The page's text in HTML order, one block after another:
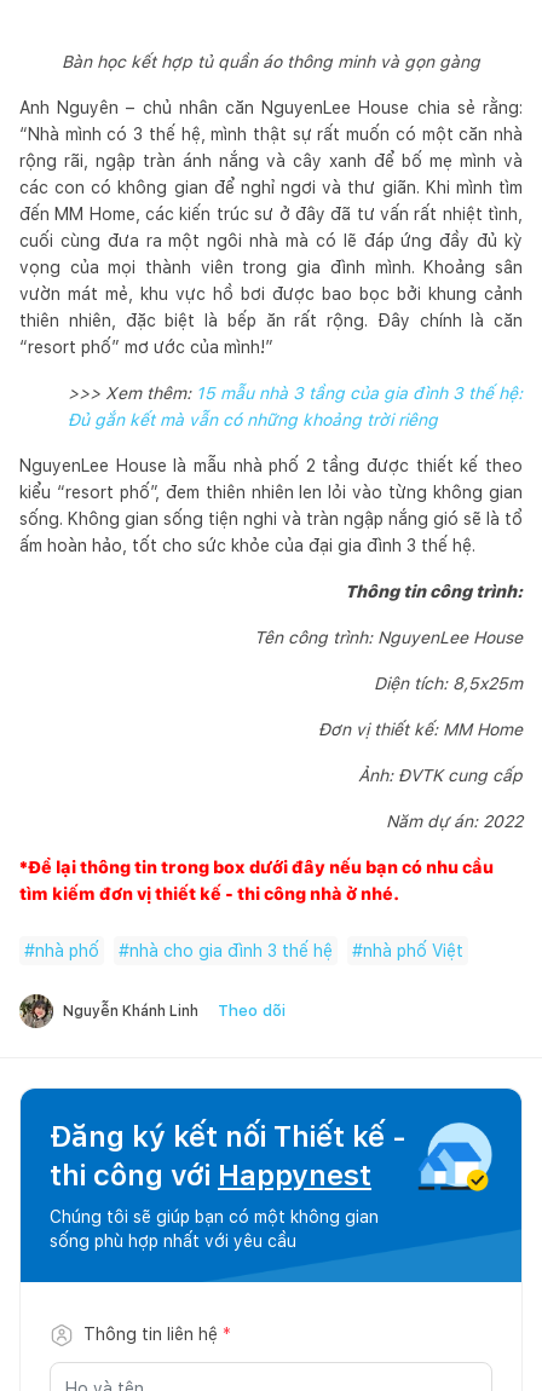
Bàn học kết hợp tủ quần áo thông minh và gọn gàng
Anh Nguyên – chủ nhân căn NguyenLee House chia sẻ rằng:
“Nhà mình có 3 thế hệ, mình thật sự rất muốn có một căn nhà
rộng rãi, ngập tràn ánh nắng và cây xanh để bố mẹ mình và
các con có không gian để nghỉ ngơi và thư giãn. Khi mình tìm
đến MM Home, các kiến trúc sư ở đây đã tư vấn rất nhiệt tình,
cuối cùng đưa ra một ngôi nhà mà có lẽ đáp ứng đầy đủ kỳ
vọng của mọi thành viên trong gia đình mình. Khoảng sân
vườn mát mẻ, khu vực hồ bơi được bao bọc bởi khung cảnh
thiên nhiên, đặc biệt là bếp ăn rất rộng. Đây chính là căn
“resort phố” mơ ước của mình!”
>>> Xem thêm: 15 mẫu nhà 3 tầng của gia đình 3 thế hệ:
Đủ gắn kết mà vẫn có những khoảng trời riêng
NguyenLee House là mẫu nhà phố 2 tầng được thiết kế theo
kiểu “resort phố”, đem thiên nhiên len lỏi vào từng không gian
sống. Không gian sống tiện nghi và tràn ngập nắng gió sẽ là tổ
ấm hoàn hảo, tốt cho sức khỏe của đại gia đình 3 thế hệ.
Thông tin công trình:
Tên công trình: NguyenLee House
Diện tích: 8,5x25m
Đơn vị thiết kế: MM Home
Ảnh: ĐVTK cung cấp
Năm dự án: 2022
*Để lại thông tin trong box dưới đây nếu bạn có nhu cầu
tìm kiếm đơn vị thiết kế - thi công nhà ở nhé.
#nhà phố #nhà cho gia đình 3 thế hệ #nhà phố Việt
Nguyễn Khánh Linh Theo dõi
Đăng ký kết nối Thiết kế -
thi công với Happynest
Chúng tôi sẽ giúp bạn có một không gian
sống phù hợp nhất với yêu cầu
Thông tin liên hệ *